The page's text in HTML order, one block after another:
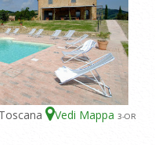
Vedi Mappa 3-OR